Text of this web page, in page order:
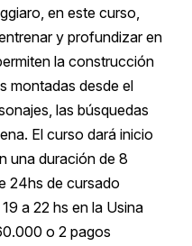
en este curso,
y profundizar en
la construcción
montadas desde el
las búsquedas
El curso dará inicio
una duración de 8
24hs de cursado
a 22 hs en la Usina
o 2 pagos